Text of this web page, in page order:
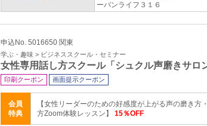
ーバンライフ３１６
申込No. 5016650 関東
学ぶ・趣味 > ビジネススクール・セミナー
女性専用話し方スクール「シュクル声磨きサロ
印刷クーポン 画面提示クーポン
会員
特典
【女性リーダーのための好感度が上がる声の磨き方
方Zoom体験レッスン】 15％OFF